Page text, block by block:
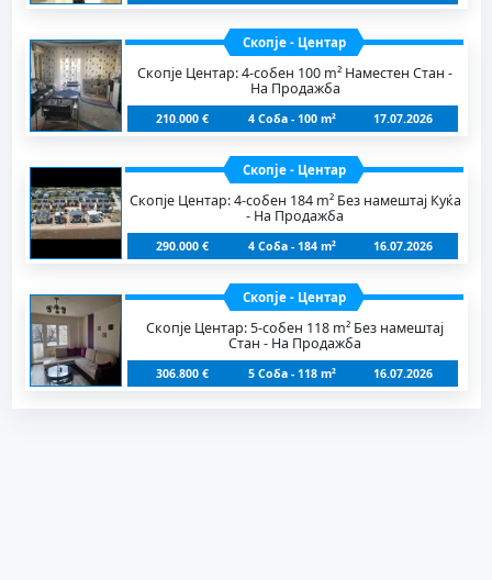
Скопје - Центар
Скопје Центар: 4-собен 100 m² Наместен Стан -
На Продажба
210.000 € 4 Соба - 100 m² 17.07.2026
Скопје - Центар
Скопје Центар: 4-собен 184 m² Без намештај Куќа
- На Продажба
290.000 € 4 Соба - 184 m² 16.07.2026
Скопје - Центар
Скопје Центар: 5-собен 118 m² Без намештај
Стан - На Продажба
306.800 € 5 Соба - 118 m² 16.07.2026